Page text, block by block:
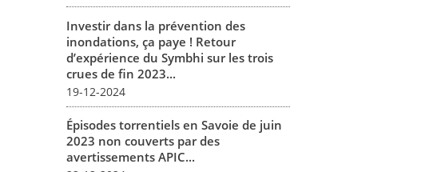
Investir dans la prévention des
inondations, ça paye ! Retour
d’expérience du Symbhi sur les trois
crues de fin 2023...
19-12-2024
Épisodes torrentiels en Savoie de juin
2023 non couverts par des
avertissements APIC...